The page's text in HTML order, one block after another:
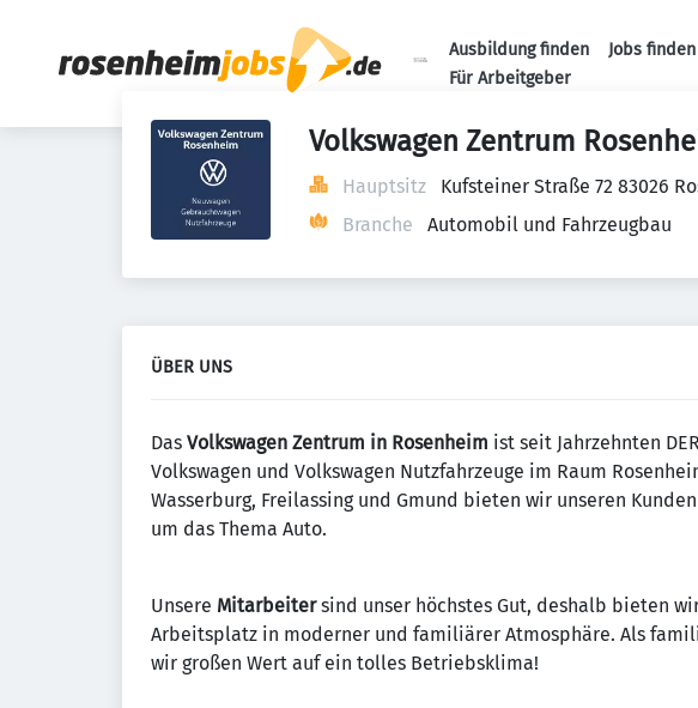
Ausbildung finden Jobs finden
Für Arbeitgeber
Volkswagen Zentrum
Hauptsitz
Kufsteiner Straße 72 83026
Branche
Automobil und Fahrzeugbau
ÜBER UNS
Das Volkswagen Zentrum in Rosenheim ist seit Jahrzehnten
Volkswagen und Volkswagen Nutzfahrzeuge im Raum
Wasserburg, Freilassing und Gmund bieten wir unseren
um das Thema Auto.
Unsere Mitarbeitersind unser höchstes Gut, deshalb bieten
Arbeitsplatz in moderner und familiärer Atmosphäre. Als
wir großen Wert auf ein tolles Betriebsklima!